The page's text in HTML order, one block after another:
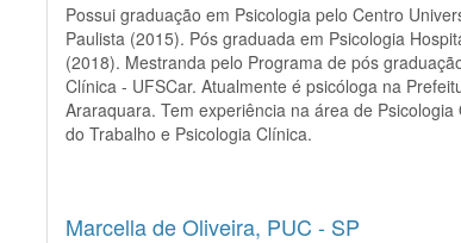
Possui graduação em Psicologia pelo Centro
Paulista (2015). Pós graduada em Psicologia
(2018). Mestranda pelo Programa de pós
Clínica - UFSCar. Atualmente é psicóloga na
Araraquara. Tem experiência na área de Psicologia
do Trabalho e Psicologia Clínica.
Marcella de Oliveira, PUC - SP